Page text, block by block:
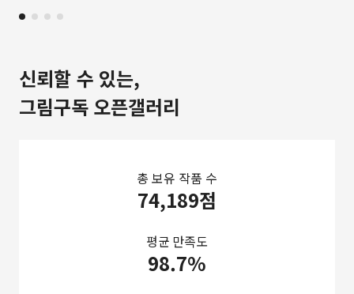
신뢰할 수 있는,
그림구독 오픈갤러리
총 보유 작품 수
74,189점
평균 만족도
98.7%